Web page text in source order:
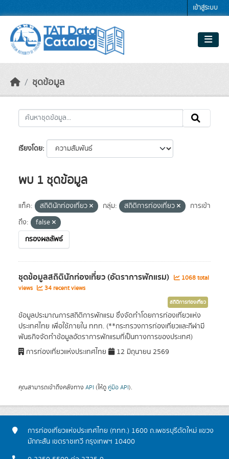
เข้าสู่ระบบ
ชุดข้อมูล
เรียงโดย
พบ 1 ชุดข้อมูล
แท็ค: สถิตินักท่องเที่ยว กลุ่ม: สถิติการท่องเที่ยว
การเข้า
ถึง:
false
กรองผลลัพธ์
ชุดข้อมูลสถิตินักท่องเที่ยว (อัตราการพักแรม)
1068 total
views
34 recent views
สถิติการท่องเที่ยว
ข้อมูลประมาณการสถิติการพักแรม ซึ่งจัดทำโดยการท่องเที่ยวแห่ง
ประเทศไทย เพื่อใช้ภายใน ททท. (**กระทรวงการท่องเที่ยวและกีฬามี
พันธกิจจัดทำข้อมูลอัตราการพักแรมที่เป็นทางการของประเทศ)
การท่องเที่ยวแห่งประเทศไทย
12 มิถุนายน 2569
คุณสามารถเข้าถึงคลังทาง API (ให้ดู คู่มือ API).
การท่องเที่ยวแห่งประเทศไทย (ททท.) 1600 ถ.เพชรบุรีตัดใหม่ แขวง
มักกะสัน เขตราชเทวี กรุงเทพฯ 10400